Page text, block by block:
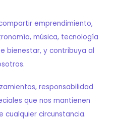
emprendimiento,
música, tecnología
bienestar, y contribuya al
responsabilidad
que nos mantienen
cualquier circunstancia.